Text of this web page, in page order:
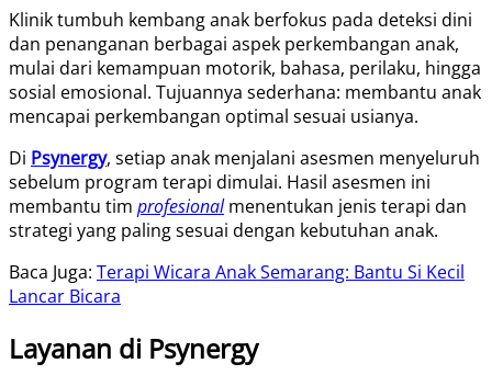
Klinik tumbuh kembang anak berfokus pada deteksi dini
dan penanganan berbagai aspek perkembangan anak,
mulai dari kemampuan motorik, bahasa, perilaku, hingga
sosial emosional. Tujuannya sederhana: membantu anak
mencapai perkembangan optimal sesuai usianya.
Di Psynergy, setiap anak menjalani asesmen menyeluruh
sebelum program terapi dimulai. Hasil asesmen ini
membantu tim profesionalmenentukan jenis terapi dan
strategi yang paling sesuai dengan kebutuhan anak.
Baca Juga: Terapi Wicara Anak Semarang: Bantu Si Kecil
Lancar Bicara
Layanan di Psynergy